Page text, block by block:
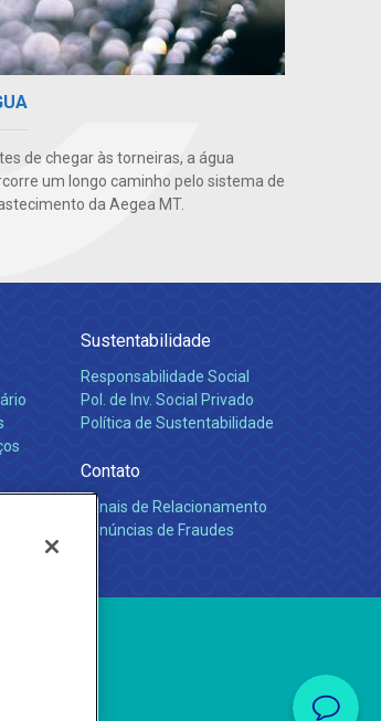
de chegar às torneiras, a água
um longo caminho pelo sistema de
da Aegea MT.
Sustentabilidade
Responsabilidade Social
Pol. de Inv. Social Privado
Política de Sustentabilidade
Contato
Canais de Relacionamento
Denúncias de Fraudes